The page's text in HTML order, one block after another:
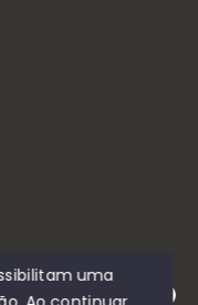
uma